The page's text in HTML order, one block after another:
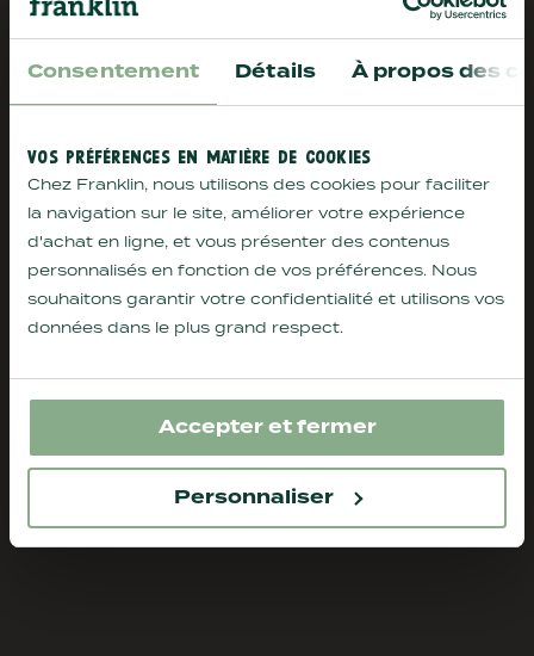
Consentement Détails À propos des
VOS PRÉFÉRENCES EN MATIÈRE DE COOKIES
Chez Franklin, nous utilisons des cookies pour faciliter
la navigation sur le site, améliorer votre expérience
d'achat en ligne, et vous présenter des contenus
personnalisés en fonction de vos préférences. Nous
souhaitons garantir votre confidentialité et utilisons vos
données dans le plus grand respect.
Accepter et fermer
Personnaliser
VOIR PLUS